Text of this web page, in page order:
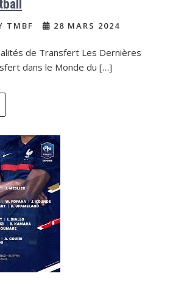
TMBF 28 MARS 2024
de Transfert Les Dernières
dans le Monde du […]